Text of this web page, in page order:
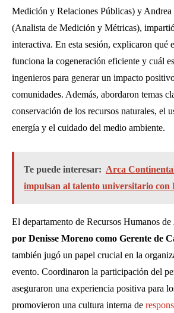
Medición y Relaciones Públicas) y Andrea
(Analista de Medición y Métricas),
interactiva. En esta sesión, explicaron qué
funciona la cogeneración eficiente y cuál
ingenieros para generar un impacto
comunidades. Además, abordaron temas
conservación de los recursos naturales, el
energía y el cuidado del medio ambiente.
Te puede interesar: Arca
impulsan al talento universitario con
El departamento de Recursos Humanos de
por Denisse Moreno como Gerente de
también jugó un papel crucial en la
evento. Coordinaron la participación del
aseguraron una experiencia positiva para
promovieron una cultura interna de